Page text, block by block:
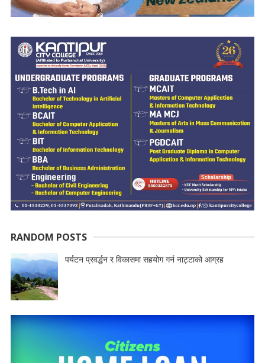
RANDOM POSTS
पर्यटन प्रवर्द्धन र विकासमा सहयोग गर्न नाट्टाको आग्रह